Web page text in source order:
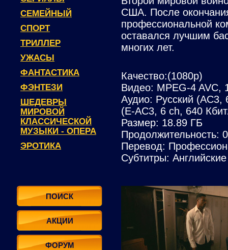
СЕМЕЙНЫЙ
СПОРТ
ТРИЛЛЕР
УЖАСЫ
ФАНТАСТИКА
ФЭНТЕЗИ
ШЕДЕВРЫ
МИРОВОЙ
КЛАССИЧЕСКОЙ
МУЗЫКИ - ОПЕРА
ЭРОТИКА
ПОИСК
АКЦИИ
ФОРУМ
США. После
профессиональной
оставался лучшим
многих лет.
Качество:(1080p)
Видео: MPEG-4 AVC,
Аудио: Русский (AC3,
(E-AC3, 6 ch, 640
Размер: 18.89 ГБ
Продолжительность:
Перевод:
Субтитры: Английские